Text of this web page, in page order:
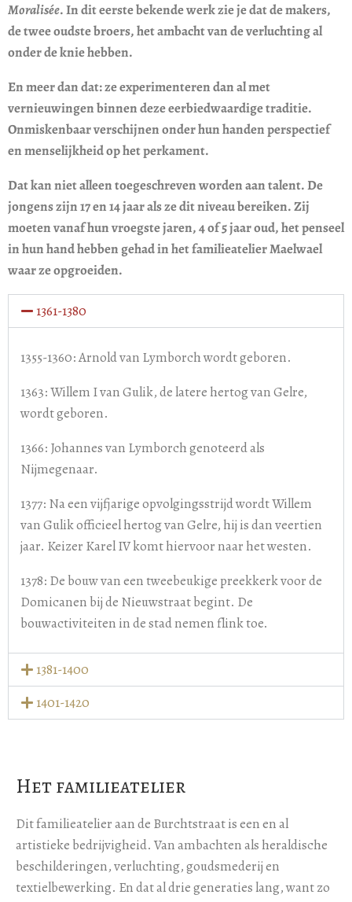
Moralisée. In dit eerste bekende werk zie je dat de makers,
detweeoudste broers, het ambacht van de verluchting al
onder de knie hebben.
En meer dan dat: ze experimenteren dan al met
vernieuwingen binnen deze eerbiedwaardige traditie.
Onmiskenbaar verschijnen onder hun handen perspectief
en menselijkheid op het perkament.
Dat kan niet alleen toegeschreven worden aan talent. De
jongens zijn 17 en 14 jaar als ze dit niveau bereiken. Zij
moeten vanaf hun vroegste jaren, 4 of 5 jaar oud, het penseel
in hun hand hebben gehad in het familieatelier Maelwael
waar ze opgroeiden.
1361-1380
1355-1360: Arnold van Lymborch wordt geboren.
1363: Willem I van Gulik, de latere hertog van Gelre,
wordt geboren.
1366: Johannes van Lymborch genoteerd als
Nijmegenaar.
1377: Na een vijfjarige opvolgingsstrijd wordt Willem
van Gulik officieel hertog van Gelre, hij is dan veertien
jaar. Keizer Karel IV komt hiervoor naar het westen.
1378: De bouw van een tweebeukige preekkerk voor de
Domicanen bij de Nieuwstraat begint. De
bouwactiviteiten in de stad nemen flink toe.
1381-1400
1401-1420
Het familieatelier
Dit familieatelier aan de Burchtstraat is een en al
artistieke bedrijvigheid. Van ambachten als heraldische
beschilderingen, verluchting, goudsmederij en
textielbewerking. En dat al drie generaties lang, want zo